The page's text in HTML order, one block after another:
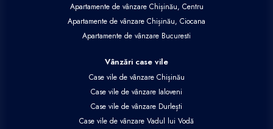
Apartamente de vânzare Chișinău, Centru
Apartamente de vânzare Chișinău, Ciocana
Apartamente de vânzare Bucuresti
Vânzări case vile
Case vile de vânzare Chișinău
Case vile de vânzare Ialoveni
Case vile de vânzare Durlești
Case vile de vânzare Vadul lui Vodă